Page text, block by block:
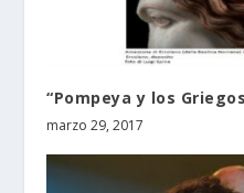
“Pompeya y los
marzo 29, 2017